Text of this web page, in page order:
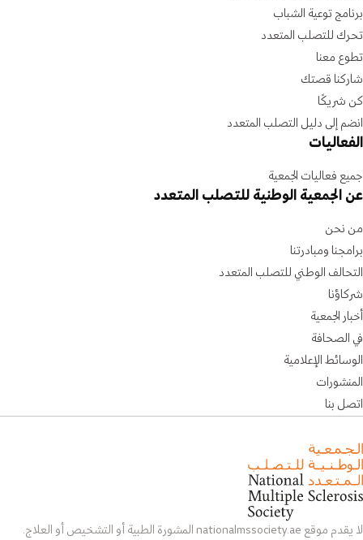
برنامج توعية الشباب
تحرك للتصلب المتعدد
تطوع معنا
شاركنا قصتك
كن شريكًا
انضم إلى دليل التصلب المتعدد
الفعاليات
جميع فعاليات الجمعية
عن الجمعية الوطنية للتصلب المتعدد
من نحن
برامجنا ومبادرتنا
التحالف الوطني للتصلب المتعدد
شركاؤنا
أخبار الجمعية
في الصحافة
الوسائط الإعلامية
المنشورات
اتصل بنا
لا يقدم موقع nationalmssociety.ae المشورة الطبية أو التشخيص أو العلاج.